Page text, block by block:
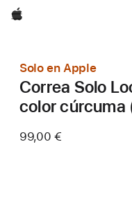
Apple
Solo en Apple
Correa Solo
color cúrcuma
99,00 €